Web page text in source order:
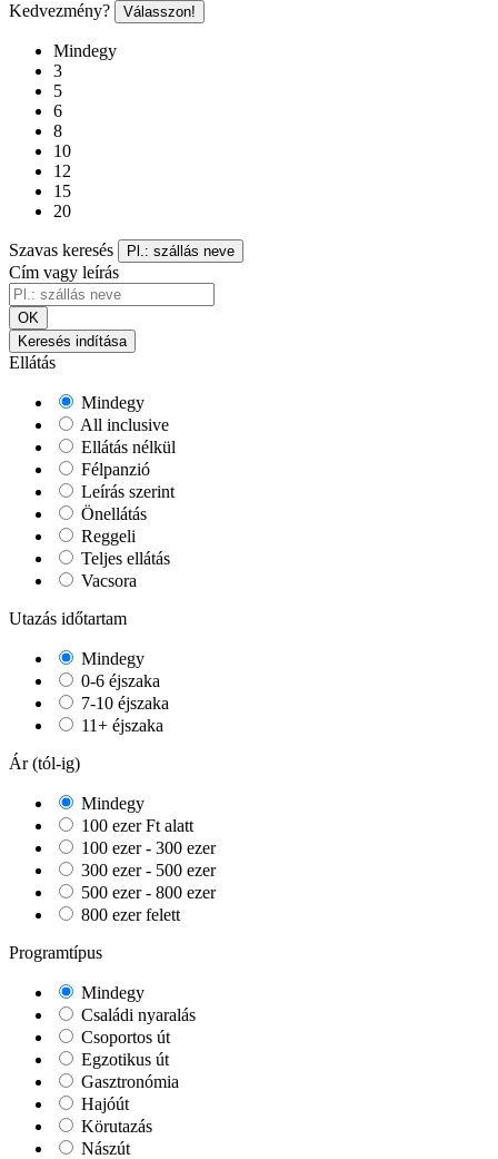
Kedvezmény? Válasszon!
Mindegy
3
5
6
8
10
12
15
20
Szavas keresés Pl.: szállás neve
Cím vagy leírás
OK
Keresés indítása
Ellátás
Mindegy
All inclusive
Ellátás nélkül
Félpanzió
Leírás szerint
Önellátás
Reggeli
Teljes ellátás
Vacsora
Utazás időtartam
Mindegy
0-6 éjszaka
7-10 éjszaka
11+ éjszaka
Ár (tól-ig)
Mindegy
100 ezer Ft alatt
100 ezer - 300 ezer
300 ezer - 500 ezer
500 ezer - 800 ezer
800 ezer felett
Programtípus
Mindegy
Családi nyaralás
Csoportos út
Egzotikus út
Gasztronómia
Hajóút
Körutazás
Nászút